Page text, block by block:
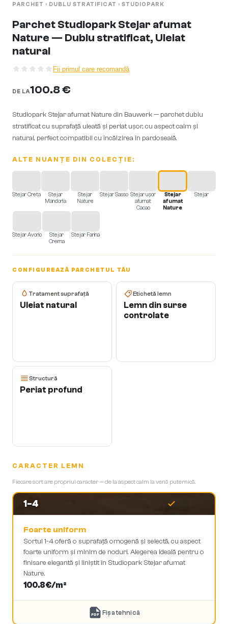
PARCHET › DUBLU STRATIFICAT › STUDIOPARK
Parchet Studiopark Stejar afumat
Nature — Dublu stratificat, Uleiat
natural
Fii primul care recomandă
DE LA100.8 €
Studiopark Stejar afumat Nature din Bauwerk — parchet dublu
stratificat cu suprafață uleată și periat ușor, cu aspect calm și
natural, perfect compatibil cu încălzirea în pardoseală.
ALTE NUANȚE DIN COLECȚIE:
Stejar Creta
Stejar
Mandorla
Stejar
Nature
Stejar Sasso Stejar ușor
afumat
Cacao
Stejar
afumat
Nature
Stejar
Stejar Avorio
Stejar
Crema
Stejar Farina
CONFIGUREAZĂ PARCHETUL TĂU
Tratament suprafață
Uleiat natural
Etichetă lemn
Lemn din surse
controlate
Structură
Periat profund
CARACTER LEMN
Fiecare sort are propriul caracter — de la aspect calm la venă puternică.
1-4
Foarte uniform
Sortul 1-4 oferă o suprafață omogenă și selectă, cu aspect
foarte uniform și minim de noduri. Alegerea ideală pentru o
finisare elegantă și liniștit în Studiopark Stejar afumat
Nature.
100.8€/m²
PDF Fișa tehnică